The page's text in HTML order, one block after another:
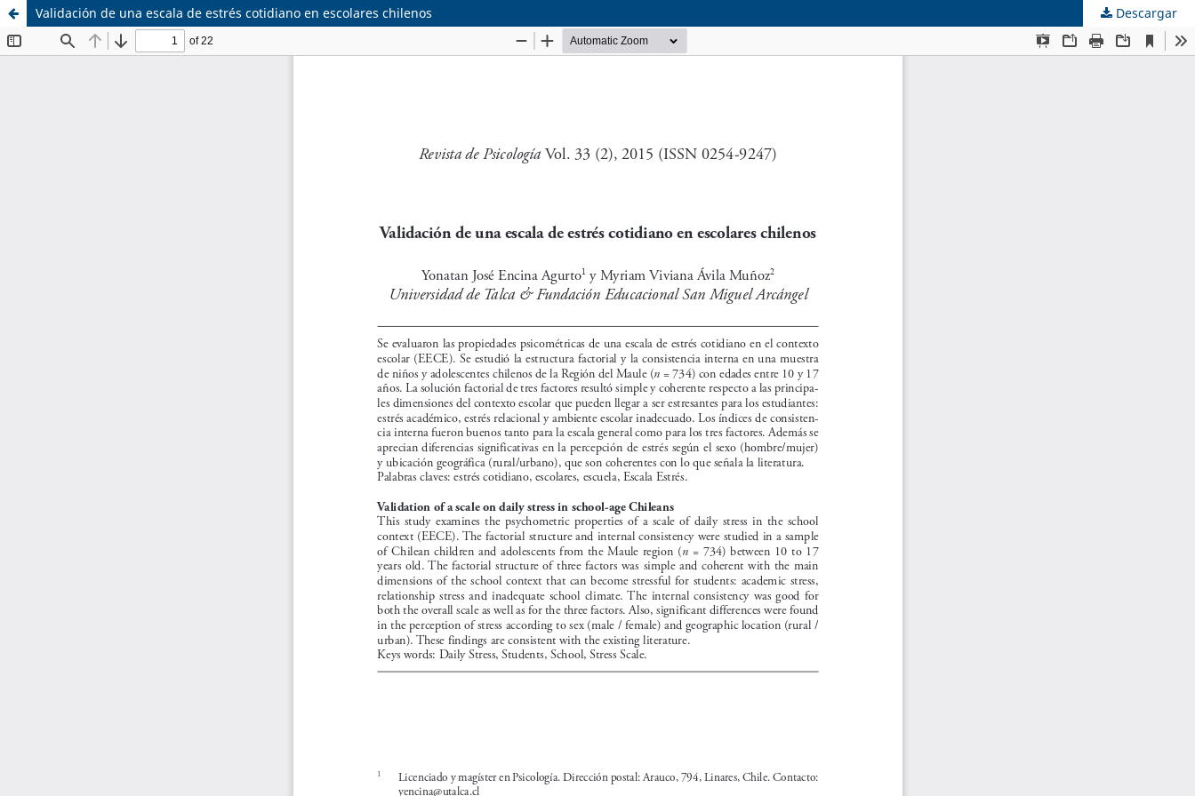
Validación de una escala de estrés cotidiano en escolares chilenos Descargar